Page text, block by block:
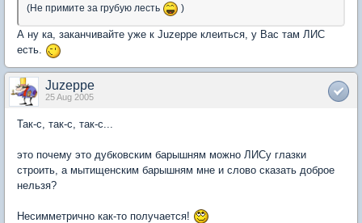
(Не примите за грубую лесть
)
А ну ка, заканчивайте уже к Juzeppe клеиться, у Вас там ЛИС
есть.
Juzeppe
25 Aug 2005
Так-с, так-с, так-с...
это почему это дубковским барышням можно ЛИСу глазки
строить, а мытищенским барышням мне и слово сказать доброе
нельзя?
Несимметрично как-то получается!